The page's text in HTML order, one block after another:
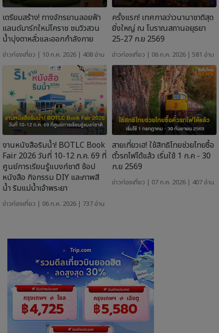
เตรียมสร้าง! ทางจักรยานลอยฟ้า
แลนด์มาร์กใหม่โคราช ชมวิวสวน
น้ำบุ่งตาหลั่วและออกกำลังกาย
ข่าวท่องเที่ยว | 10 ก.ค. 2026 | 408 อ่าน
ครั้งแรก! เทศกาลว่าวนานาชาติสุด
ยิ่งใหญ่ ณ โบราณสถานอยุธยา
25-27 ก.ย 2569
ข่าวท่องเที่ยว | 06 ก.ค. 2026 | 581 อ่าน
งานหนังสือริมน้ำ! BOTLC Book
Fair 2026 วันที่ 10-12 ก.ค. 69 ที่
ศูนย์การเรียนรู้แบงก์ชาติ ช้อป
หนังสือ กิจกรรม DIY และภาพสี
น้ำ ริมแม่น้ำเจ้าพระยา
ข่าวท่องเที่ยว | 06 ก.ค. 2026 | 737 อ่าน
สายเที่ยวเฮ! ใช้สิทธิไทยช่วยไทยซื้อ
ตั๋วรถไฟได้แล้ว เริ่มใช้ 1 ก.ค - 30
ก.ย 2569
ข่าวท่องเที่ยว | 07 ก.ค. 2026 | 407 อ่าน